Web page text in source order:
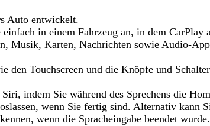
Auto entwickelt.
einfach in einem Fahrzeug an, in dem CarPlay
Musik, Karten, Nachrichten sowie Audio-
den Touchscreen und die Knöpfe und
indem Sie während des Sprechens die
wenn Sie fertig sind. Alternativ kann
wenn die Spracheingabe beendet